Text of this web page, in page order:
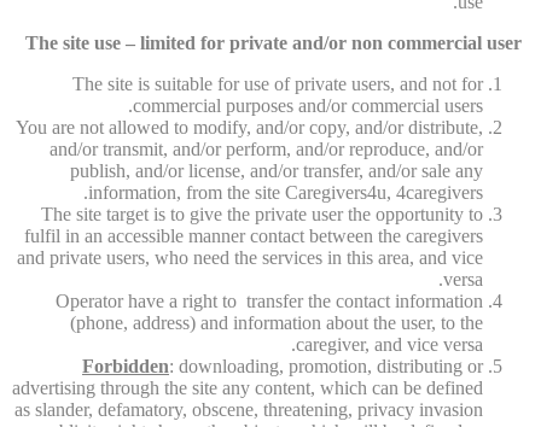
The site use – limited for private and/or non commercial user
The site is suitable for use of private users, and not for
commercial purposes and/or commercial users.
You are not allowed to modify, and/or copy, and/or distribute,
and/or transmit, and/or perform, and/or reproduce, and/or
publish, and/or license, and/or transfer, and/or sale any
information, from the site Caregivers4u, 4caregivers.
The site target is to give the private user the opportunity to
fulfil in an accessible manner contact between the caregivers
and private users, who need the services in this area, and vice
versa.
Operator have a right to transfer the contact information
(phone, address) and information about the user, to the
caregiver, and vice versa.
Forbidden: downloading, promotion, distributing or
advertising through the site any content, which can be defined
as slander, defamatory, obscene, threatening, privacy invasion